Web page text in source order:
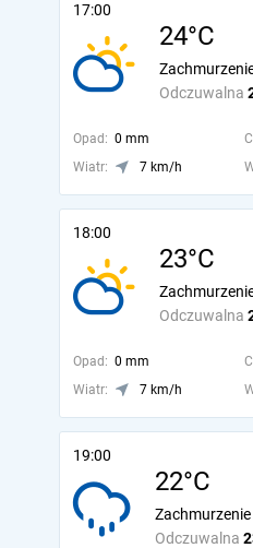
17:00
24°C
Odczuwalna
Opad: 0 mm
Wiatr:
7 km/h
18:00
23°C
Odczuwalna
Opad: 0 mm
Wiatr:
7 km/h
19:00
22°C
Odczuwalna